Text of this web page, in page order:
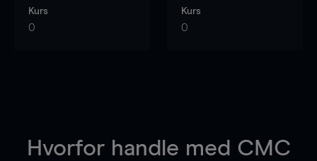
Kurs
0
Kurs
0
Hvorfor handle med CMC